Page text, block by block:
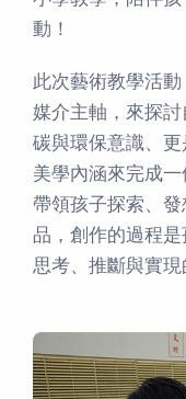
動！
此次藝術教學活
媒介主軸，來探
碳與環保意識、
美學內涵來完成
帶領孩子探索、
品，創作的過程
思考、推斷與實現